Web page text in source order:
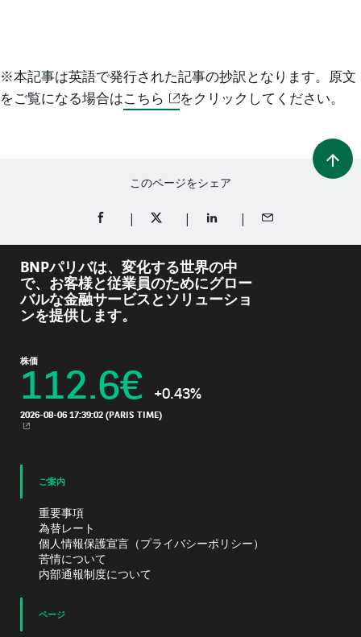
※本記事は英語で発行された記事の抄訳となります。原文
をご覧になる場合はこちら をクリックしてください。
このページをシェア
FACEBOOKでシェア（新規ウィンドウを開く）
TWITTERでシェア（新規ウィンドウを開
LINKEDINでシェア（新規ウ
メールでシェア
BNPパリバは、変化する世界の中
で、お客様と従業員のためにグロー
バルな金融サービスとソリューショ
ンを提供します。
株価
112.6€ +0.43%
2026-08-06 17:39:02 (PARIS TIME)
新規ウィンドウ
ご案内
重要事項
為替レート
個人情報保護宣言（プライバシーポリシー）
苦情について
内部通報制度について
ページ